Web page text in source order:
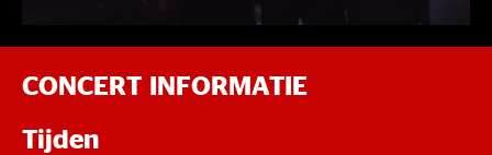
CONCERT INFORMATIE
Tijden